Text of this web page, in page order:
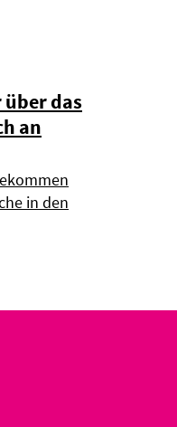
über das
an
in den